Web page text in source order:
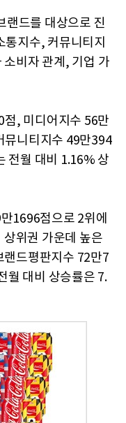
랜드를 대상으로 진
지수, 커뮤니티지
소비자 관계, 기업 가
, 미디어지수 56만
니티지수 49만394
전월 대비 1.16% 상
1696점으로 2위에
위권 가운데 높은
랜드평판지수 72만7
월 대비 상승률은 7.